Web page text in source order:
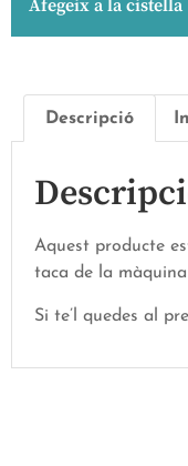
Afegeix a la cistella
Descripció
Aquest producte
taca de la
Si te’l quedes al